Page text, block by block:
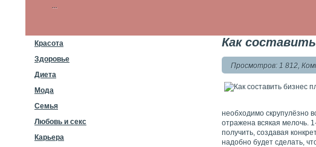
Как
Просмотров: 1 812,
необходимо скрупулёзно
отражена всякая мелочь.
получить, создавая
надобно будет сделать,
Красота
Здоровье
Диета
Мода
Семья
Любовь и секс
Карьера